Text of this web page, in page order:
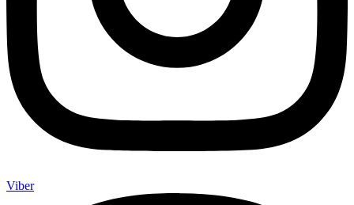
Viber